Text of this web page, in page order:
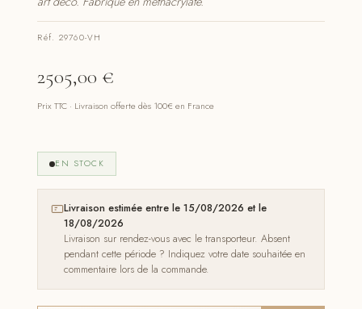
Réf. 29760-VH
2505,00 €
Prix TTC · Livraison offerte dès 100€ en France
EN STOCK
Livraison estimée entre le 15/08/2026 et le
18/08/2026
Livraison sur rendez-vous avec le transporteur. Absent
pendant cette période ? Indiquez votre date souhaitée en
commentaire lors de la commande.